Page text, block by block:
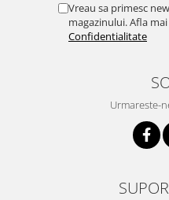
Vreau sa primesc
magazinului. Afla
Confidentialitate
Urmareste-